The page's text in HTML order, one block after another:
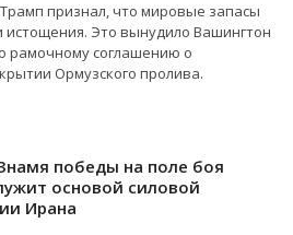
признал, что мировые запасы
истощения. Это вынудило Вашингтон
рамочному соглашению о
Ормузского пролива.
победы на поле боя
основой силовой
Ирана